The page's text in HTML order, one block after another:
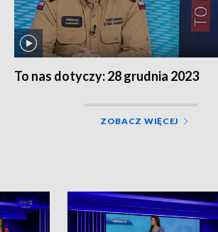
To nas dotyczy: 28 grudnia 2023
ZOBACZ WIĘCEJ